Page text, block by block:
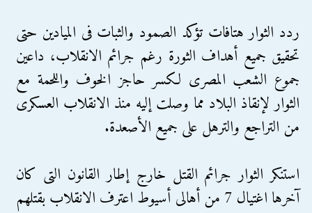
ردد الثوار هتافات تؤكد الصمود والثبات فى الميادين حتى
تحقيق جميع أهداف الثورة رغم جرائم الانقلاب، داعين
جموع الشعب المصرى لكسر حاجز الخوف واللحمة مع
الثوار لإنقاذ البلاد مما وصلت إليه منذ الانقلاب العسكرى
من التراجع والترهل على جميع الأصعدة.
استنكر الثوار جرائم القتل خارج إطار القانون التى كان
آخرها اغتيال 7 من أهالى أسيوط اعترف الانقلاب بقتلهم